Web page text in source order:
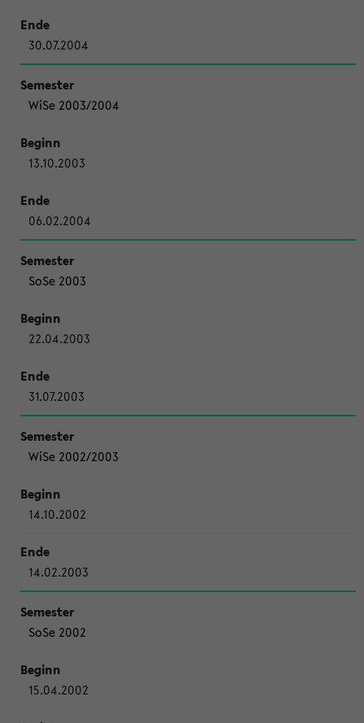
30.07.2004
WiSe 2003/2004
13.10.2003
06.02.2004
SoSe 2003
22.04.2003
31.07.2003
WiSe 2002/2003
14.10.2002
14.02.2003
SoSe 2002
15.04.2002